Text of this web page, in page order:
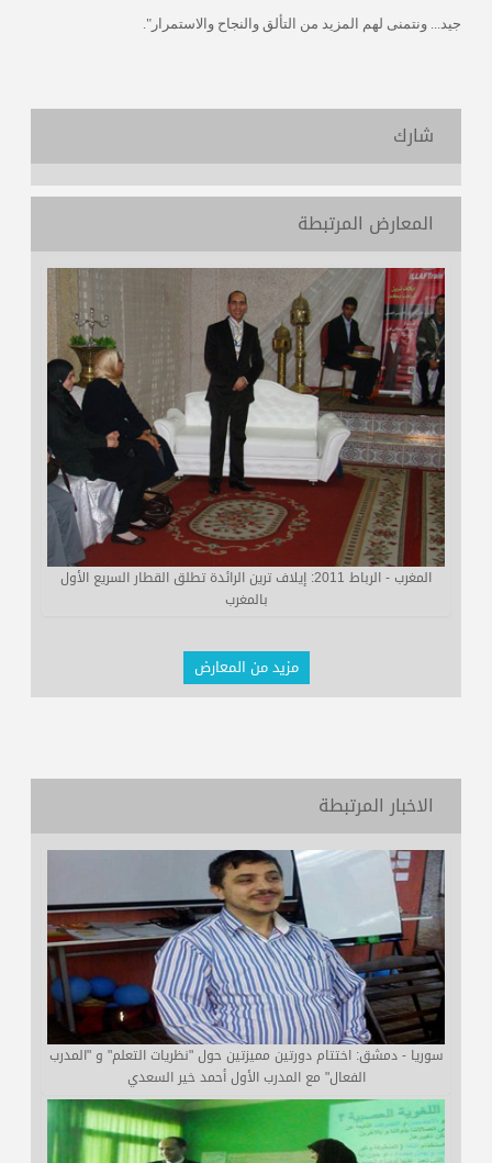
جيد... ونتمنى لهم المزيد من التألق والنجاح والاستمرار".
شارك
المعارض المرتبطة
المغرب - الرباط 2011: إيلاف ترين الرائدة تطلق القطار السريع الأول
بالمغرب
مزيد من المعارض
الاخبار المرتبطة
سوريا - دمشق: اختتام دورتين مميزتين حول "نظريات التعلم" و "المدرب
الفعال" مع المدرب الأول أحمد خير السعدي